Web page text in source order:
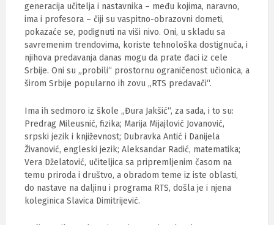
generacija učitelja i nastavnika – među kojima, naravno,
ima i profesora – čiji su vaspitno-obrazovni dometi,
pokazaće se, podignuti na viši nivo. Oni, u skladu sa
savremenim trendovima, koriste tehnološka dostignuća, i
njihova predavanja danas mogu da prate đaci iz cele
Srbije. Oni su „probili“ prostornu ograničenost učionica, a
širom Srbije popularno ih zovu „RTS predavači“.
Ima ih sedmoro iz škole „Đura Jakšić“, za sada, i to su:
Predrag Mileusnić, fizika; Marija Mijajlović Jovanović,
srpski jezik i književnost; Dubravka Antić i Danijela
Živanović, engleski jezik; Aleksandar Radić, matematika;
Vera Dželatović, učiteljica sa pripremljenim časom na
temu priroda i društvo, a obradom teme iz iste oblasti,
do nastave na daljinu i programa RTS, došla je i njena
koleginica Slavica Dimitrijević.